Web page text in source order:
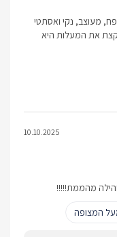
מעוצב, נקי ואסתטי
קצת את המעלות היא
10.10.2025
מהממת!!!!!
המצופה